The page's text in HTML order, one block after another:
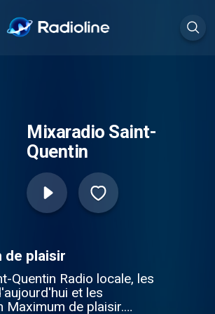
Mixaradio Saint-
Quentin
de plaisir
Quentin Radio locale, les
et les
Maximum de plaisir.